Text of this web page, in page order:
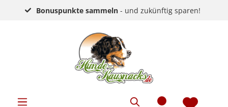
Bonuspunkte sammeln - und zukünftig sparen!